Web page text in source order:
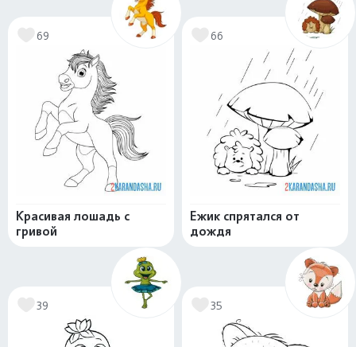
69
Красивая лошадь с
гривой
66
Ежик спрятался от
дождя
39 35